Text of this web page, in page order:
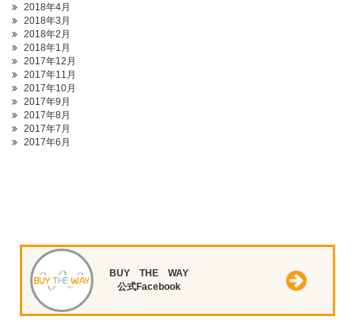
2018年4月
2018年3月
2018年2月
2018年1月
2017年12月
2017年11月
2017年10月
2017年9月
2017年8月
2017年7月
2017年6月
BUY THE WAY
公式Facebook